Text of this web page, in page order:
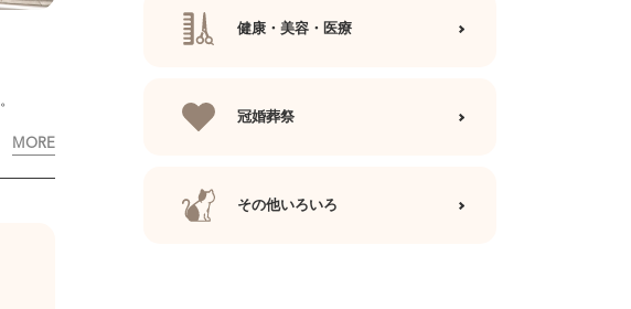
MORE
健康・美容・医療
冠婚葬祭
その他いろいろ